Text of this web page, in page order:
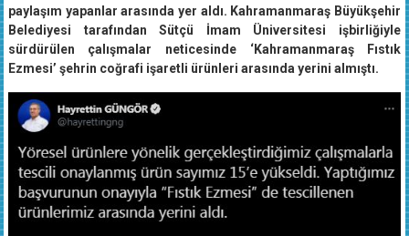
paylaşım yapanlar arasında yer aldı. Kahramanmaraş Büyükşehir
Belediyesi tarafından Sütçü İmam Üniversitesi işbirliğiyle
sürdürülen çalışmalar neticesinde ‘Kahramanmaraş Fıstık
Ezmesi’ şehrin coğrafi işaretli ürünleri arasında yerini almıştı.